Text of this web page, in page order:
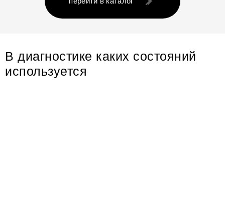
В диагностике каких состояний
используется